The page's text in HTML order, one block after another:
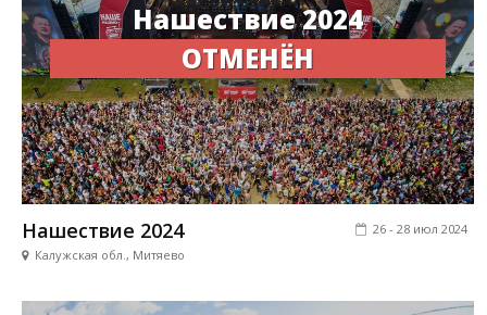
Нашествие 2024
ОТМЕНЁН
Нашествие 2024
Калужская обл., Митяево
26 - 28 июл 2024